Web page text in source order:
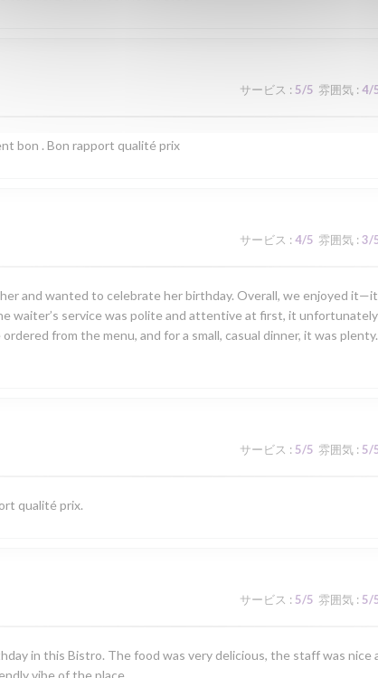
サービス : 5/5 雰囲気 : 4/
bon . Bon rapport qualité prix
サービス : 4/5 雰囲気 : 3/
and wanted to celebrate her birthday. Overall, we enjoyed
waiter’s service was polite and attentive at first, it
from the menu, and for a small, casual dinner, it was
サービス : 5/5 雰囲気 : 5/
qualité prix.
サービス : 5/5 雰囲気 : 5/
in this Bistro. The food was very delicious, the staff was nice